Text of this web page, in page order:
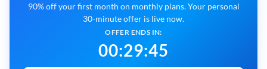
90% off your first month on monthly plans. Your personal
30-minute offer is live now.
OFFER ENDS IN:
00:29:45